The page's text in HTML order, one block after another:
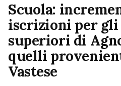
Scuola:
iscrizioni per
superiori di
quelli
Vastese